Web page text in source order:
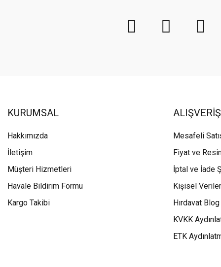
KURUMSAL
Hakkımızda
İletişim
Müşteri Hizmetleri
Havale Bildirim Formu
Kargo Takibi
ALIŞVERİŞ
Mesafeli
Fiyat ve
İptal ve İade
Kişisel
Hırdavat Blog
KVKK
ETK